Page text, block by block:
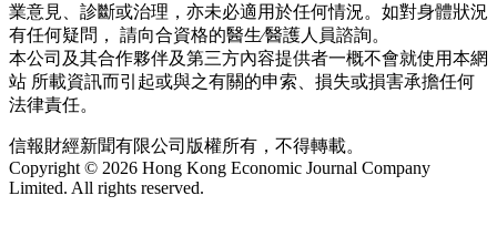
業意見、診斷或治理，亦未必適用於任何情況。如對身體狀況
有任何疑問， 請向合資格的醫生∕醫護人員諮詢。
本公司及其合作夥伴及第三方內容提供者一概不會就使用本網
站 所載資訊而引起或與之有關的申索、損失或損害承擔任何
法律責任。
信報財經新聞有限公司版權所有，不得轉載。
Copyright © 2026 Hong Kong Economic Journal Company
Limited. All rights reserved.